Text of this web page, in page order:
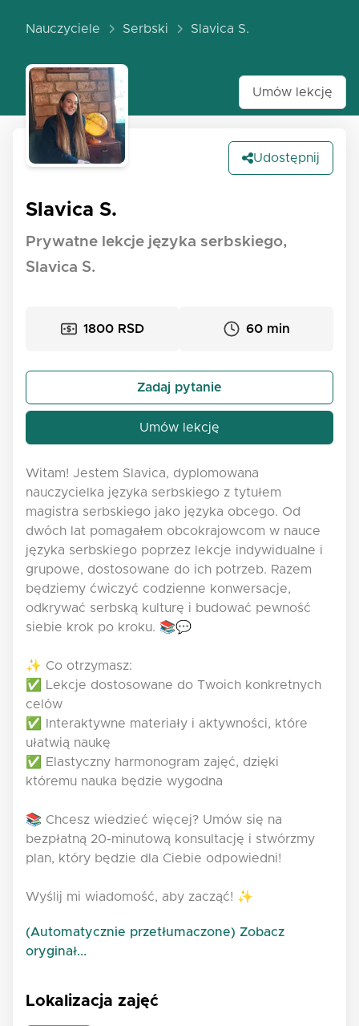
Nauczyciele Serbski Slavica S.
Umów lekcję
Udostępnij
Slavica S.
Prywatne lekcje języka serbskiego,
Slavica S.
1800 RSD 60 min
Zadaj pytanie
Umów lekcję
Witam! Jestem Slavica, dyplomowana
nauczycielka języka serbskiego z tytułem
magistra serbskiego jako języka obcego. Od
dwóch lat pomagałem obcokrajowcom w nauce
języka serbskiego poprzez lekcje indywidualne i
grupowe, dostosowane do ich potrzeb. Razem
będziemy ćwiczyć codzienne konwersacje,
odkrywać serbską kulturę i budować pewność
siebie krok po kroku. 📚💬
✨ Co otrzymasz:
✅ Lekcje dostosowane do Twoich konkretnych
celów
✅ Interaktywne materiały i aktywności, które
ułatwią naukę
✅ Elastyczny harmonogram zajęć, dzięki
któremu nauka będzie wygodna
📚 Chcesz wiedzieć więcej? Umów się na
bezpłatną 20-minutową konsultację i stwórzmy
plan, który będzie dla Ciebie odpowiedni!
Wyślij mi wiadomość, aby zacząć! ✨
(Automatycznie przetłumaczone) Zobacz
oryginał...
Lokalizacja zajęć